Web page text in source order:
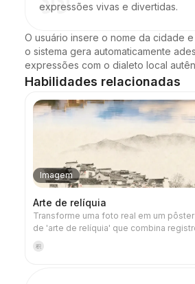
expressões vivas e divertidas.
O usuário insere o nome da cidade
o sistema gera automaticamente
expressões com o dialeto local
Habilidades relacionadas
Imagem
Arte de relíquia
Transforme uma foto real em um
de 'arte de relíquia' que combina
permanece inalterada; abaixo, um
积